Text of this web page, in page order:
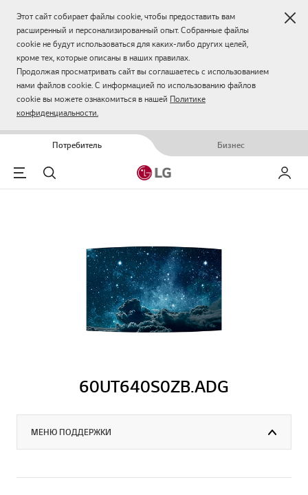
Этот сайт собирает файлы cookie, чтобы предоставить вам
расширенный и персонализированный опыт. Собранные файлы
cookie не будут использоваться для каких-либо других целей,
кроме тех, которые описаны в наших правилах.
Продолжая просматривать сайт вы соглашаетесь с использованием
нами файлов cookie. С информацией по использованию файлов
cookie вы можете ознакомиться в нашей Политике
конфиденциальности.
Потребитель Бизнес
Menu
Поиск Мой LG
60UT640S0ZB.ADG
МЕНЮ ПОДДЕРЖКИ